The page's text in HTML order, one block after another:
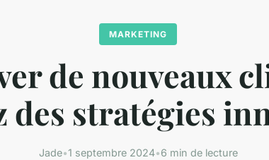
MARKETING
de nouveaux
des stratégies
Jade•1 septembre 2024•6 min de lecture